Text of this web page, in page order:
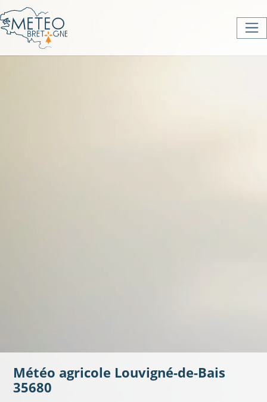
Météo agricole Louvigné-de-Bais
35680